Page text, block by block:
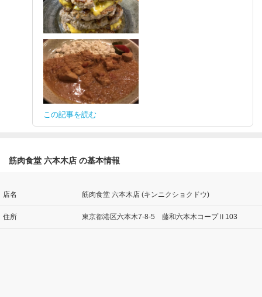
この記事を読む
筋肉食堂 六本木店 の基本情報
店名 筋肉食堂 六本木店 (キンニクショクドウ)
住所 東京都港区六本木7-8-5 藤和六本木コープⅡ103